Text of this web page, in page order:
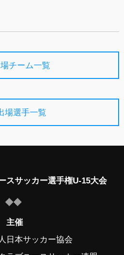
チーム一覧
場選手一覧
スサッカー選手権U-15大会
主催
日本サッカー協会